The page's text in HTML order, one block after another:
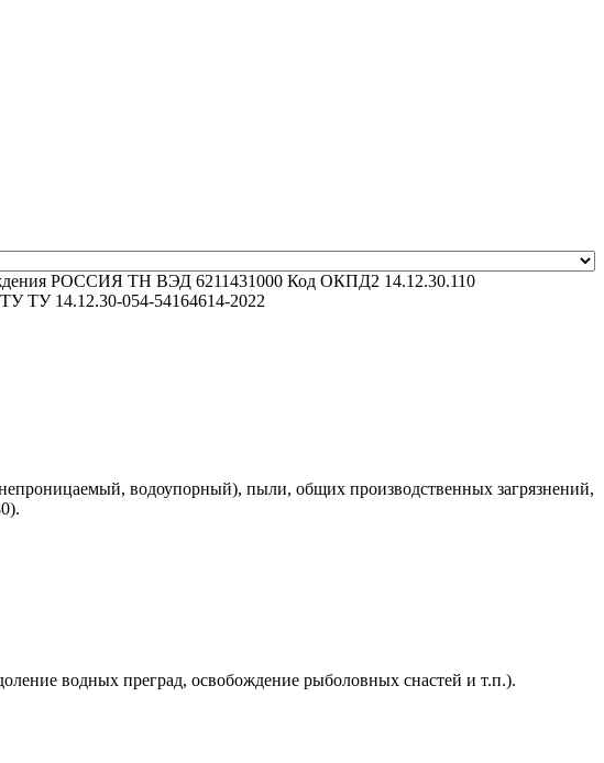
РОССИЯ ТН ВЭД 6211431000 Код ОКПД2 14.12.30.110
ТУ ТУ 14.12.30-054-54164614-2022
водоупорный), пыли, общих производственных загрязнений,
водных преград, освобождение рыболовных снастей и т.п.).